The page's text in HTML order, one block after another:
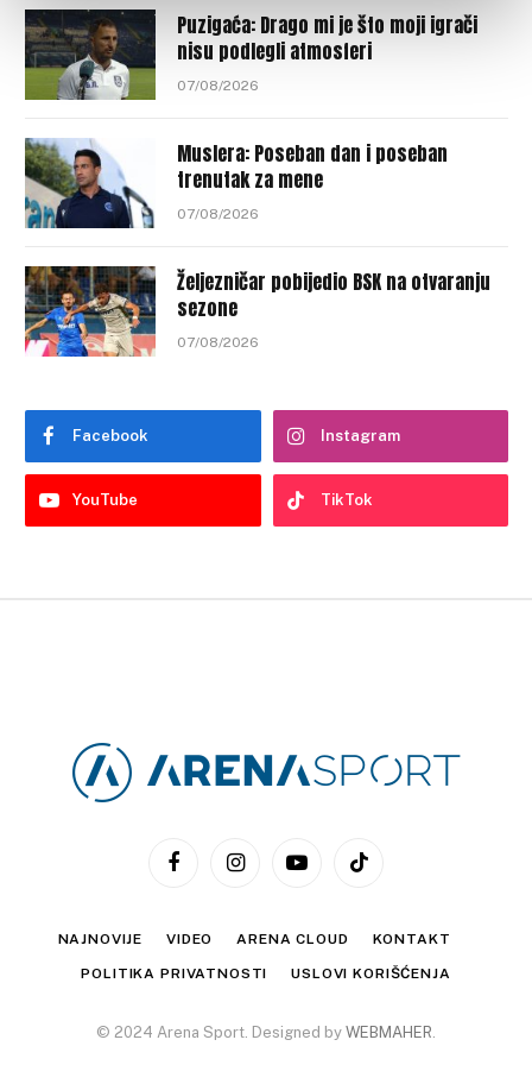
Puzigaća: Drago mi je što moji igrači
nisu podlegli atmosferi
07/08/2026
Muslera: Poseban dan i poseban
trenutak za mene
07/08/2026
Željezničar pobijedio BSK na otvaranju
sezone
07/08/2026
Facebook Instagram
YouTube TikTok
FacebookInstagramYouTubeTikTok
NAJNOVIJE VIDEO ARENA CLOUD KONTAKT
POLITIKA PRIVATNOSTI USLOVI KORIŠĆENJA
© 2024 Arena Sport. Designed by WEBMAHER